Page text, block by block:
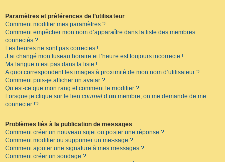
Paramètres et préférences de l’utilisateur
Comment modifier mes paramètres ?
Comment empêcher mon nom d’apparaître dans la liste des membres
connectés ?
Les heures ne sont pas correctes !
J’ai changé mon fuseau horaire et l’heure est toujours incorrecte !
Ma langue n’est pas dans la liste !
A quoi correspondent les images à proximité de mon nom d’utilisateur ?
Comment puis-je afficher un avatar ?
Qu’est-ce que mon rang et comment le modifier ?
Lorsque je clique sur le lien courriel d’un membre, on me demande de me
connecter !?
Problèmes liés à la publication de messages
Comment créer un nouveau sujet ou poster une réponse ?
Comment modifier ou supprimer un message ?
Comment ajouter une signature à mes messages ?
Comment créer un sondage ?